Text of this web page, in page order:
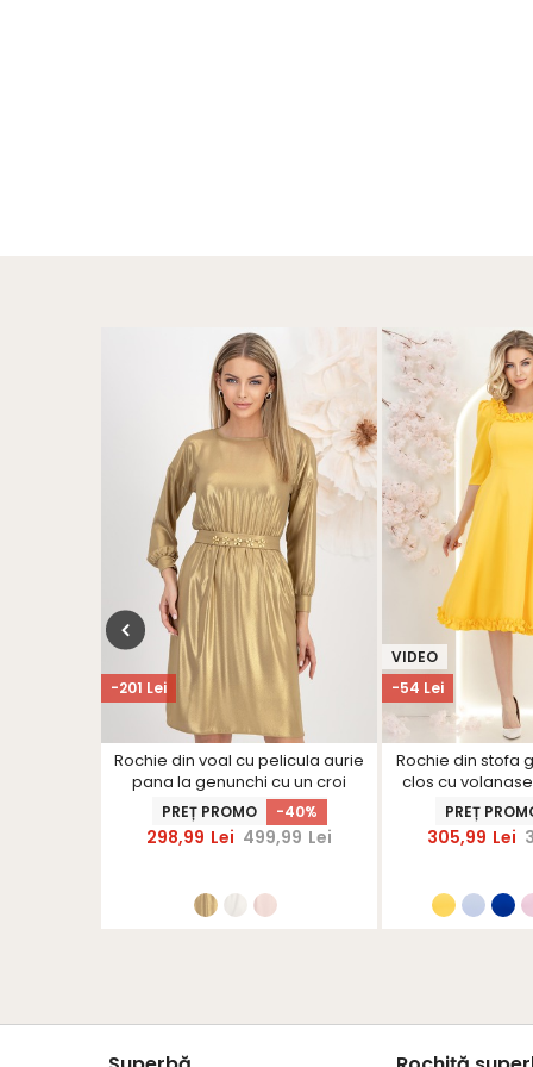
-201 Lei
Rochie din voal cu pelicula aurie
pana la genunchi cu un croi
drept cu elastic in talie cu
aplicatii stralucitoare pe cordon
- StarShinerS
PREȚ PROMO -40%
298,99 Lei 499,99 Lei
-54 Lei
VIDEO
Rochie din stofa
clos cu
PREȚ
305,99 Lei